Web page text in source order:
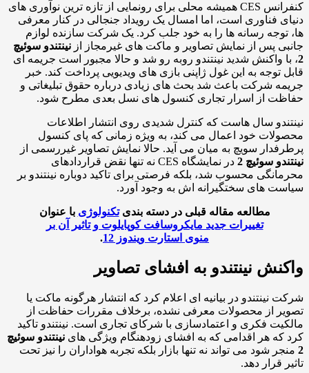
کنفرانس CES همیشه محلی برای رونمایی از تازه ترین نوآوری های
فناوری است، اما امسال یک رویداد جنجالی در کنار معرفی
توجه رسانه ها را به خود جلب کرد. یک شرکت سازنده لوازم
پس از نمایش تصاویر و ماکت های غیرمجاز ازنینتندو سوئیچ
واکنش شدید نینتندو روبه رو شد و حالا مجبور است جریمه ای
توجه به این غول ژاپنی بازی های ویدیویی پرداخت کند. خبر
شرکت باعث شد بحث های زیادی درباره حقوق تبلیغاتی و
از اسرار تجاری کنسول های نسل بعدی مطرح شود.
سال هاست که کنترل شدیدی روی انتشار اطلاعات
خود اعمال می کند، به ویژه زمانی که پای کنسول
سویچ به میان می آید. حالا نمایش تصاویر غیررسمی از
سوئیچ 2
در نمایشگاه CES نه تنها نقض قراردادهای
محسوب شد، بلکه فرصتی برای تاکید دوباره نینتندو بر
های سختگیرانه اش به وجود آورد.
مطالعه مقاله قبلی در دسته بندیتکنولوژیبا عنوان
تغییرات جدید مایکروسافت کوپایلوت و تاثیر آن بر
منوی استارت ویندوز 12
.
نینتندو به افشای تصاویر
نینتندو در بیانیه ای اعلام کرد که انتشار هرگونه ماکت یا
از محصولات معرفی نشده، برخلاف مقررات حفاظت از
فکری و اعتمادسازی با شرکای تجاری است. نینتندو تاکید
که هر اقدامی که به افشای زودهنگام ویژگی های نینتندو سوئیچ
شود می تواند نه تنها بازار بلکه تجربه هواداران را نیز تحت
قرار دهد.